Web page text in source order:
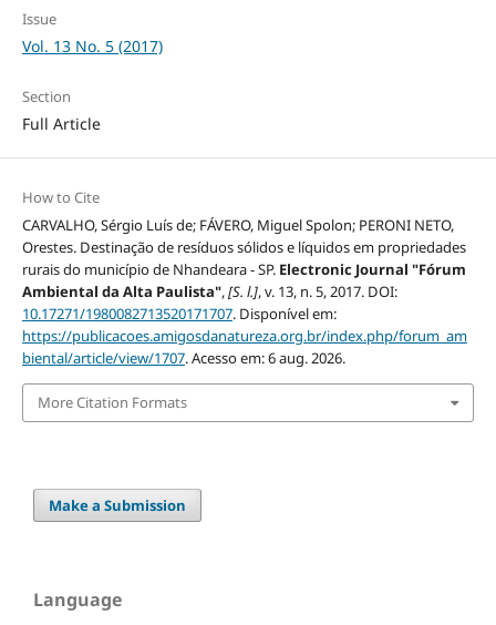
Issue
Vol. 13 No. 5 (2017)
Section
Full Article
How to Cite
CARVALHO, Sérgio Luís de; FÁVERO, Miguel Spolon; PERONI NETO,
Orestes. Destinação de resíduos sólidos e líquidos em propriedades
rurais do município de Nhandeara - SP. Electronic Journal "Fórum
Ambiental da Alta Paulista",[S. l.], v. 13, n. 5, 2017. DOI:
10.17271/1980082713520171707. Disponível em:
https://publicacoes.amigosdanatureza.org.br/index.php/forum_am
biental/article/view/1707. Acesso em: 6 aug. 2026.
More Citation Formats
Make a Submission
Language